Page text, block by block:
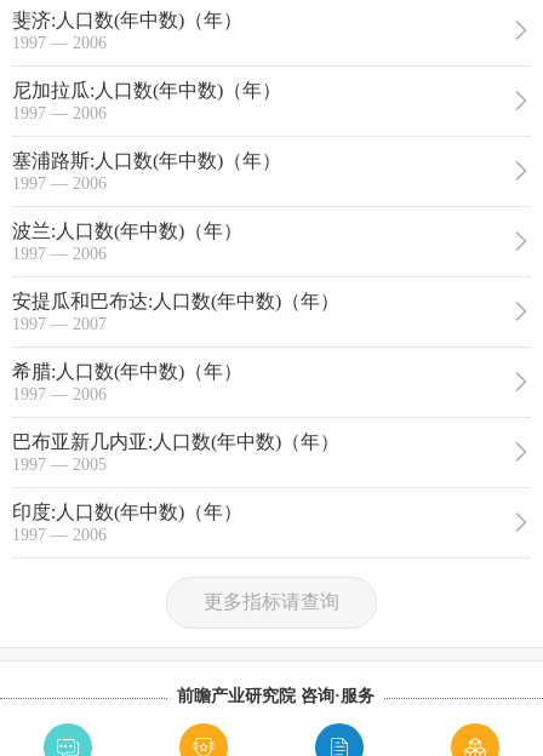
斐济:人口数(年中数)（年）
1997 — 2006
尼加拉瓜:人口数(年中数)（年）
1997 — 2006
塞浦路斯:人口数(年中数)（年）
1997 — 2006
波兰:人口数(年中数)（年）
1997 — 2006
安提瓜和巴布达:人口数(年中数)（年）
1997 — 2007
希腊:人口数(年中数)（年）
1997 — 2006
巴布亚新几内亚:人口数(年中数)（年）
1997 — 2005
印度:人口数(年中数)（年）
1997 — 2006
更多指标请查询
前瞻产业研究院 咨询·服务